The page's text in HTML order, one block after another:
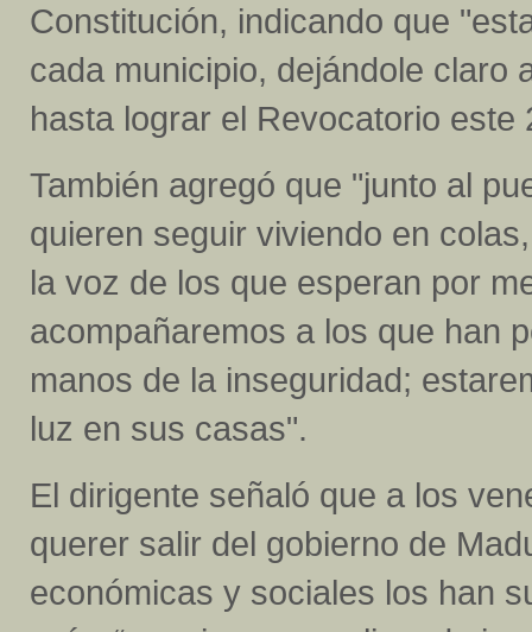
Constitución, indicando que
cada municipio, dejándole claro
hasta lograr el Revocatorio este
También agregó que "junto al
quieren seguir viviendo en
la voz de los que esperan por
acompañaremos a los que han
manos de la inseguridad;
luz en sus casas".
El dirigente señaló que a los
querer salir del gobierno de
económicas y sociales los han